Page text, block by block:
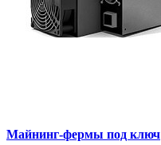
Майнинг-фермы под ключ